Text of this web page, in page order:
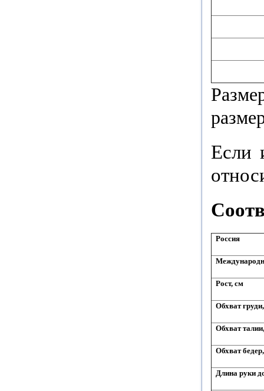
Если
Россия
Рост, см
Обхват
Обхват
Обхват
Длина руки